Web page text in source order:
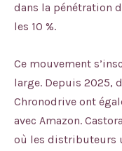
dans la pénétration
les 10 %.
Ce mouvement
large. Depuis 2025,
Chronodrive ont
avec Amazon.
où les distributeurs